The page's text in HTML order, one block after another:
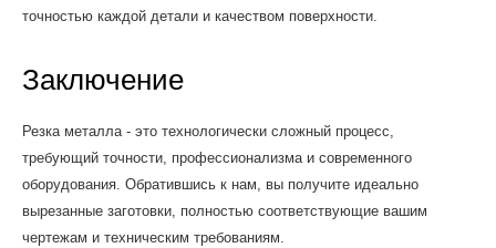
точностью каждой детали и качеством поверхности.
Заключение
Резка металла - это технологически сложный процесс,
требующий точности, профессионализма и современного
оборудования. Обратившись к нам, вы получите идеально
вырезанные заготовки, полностью соответствующие вашим
чертежам и техническим требованиям.